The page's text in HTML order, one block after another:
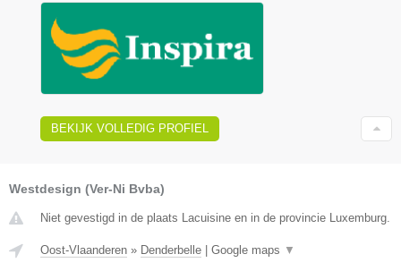
BEKIJK VOLLEDIG PROFIEL
Westdesign (Ver-Ni Bvba)
Niet gevestigd in de plaats Lacuisine en in de provincie Luxemburg.
Oost-Vlaanderen » Denderbelle Google maps ▼